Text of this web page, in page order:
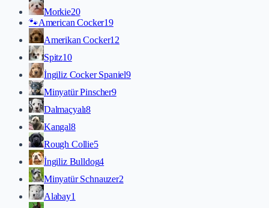
Morkie20
🐾American Cocker19
Amerikan Cocker12
Spitz10
İngiliz Cocker Spaniel9
Minyatür Pinscher9
Dalmaçyalı8
Kangal8
Rough Collie5
İngiliz Bulldog4
Minyatür Schnauzer2
Alabay1